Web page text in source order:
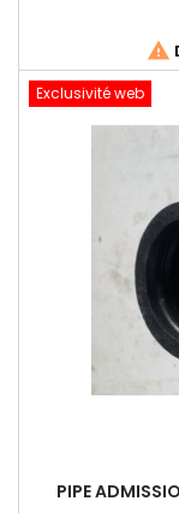

Exclusivité web
PIPE